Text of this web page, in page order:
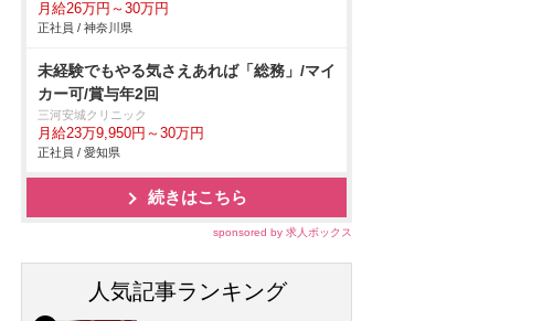
月給26万円～30万円
正社員 / 神奈川県
未経験でもやる気さえあれば「総務」/マイ
カー可/賞与年2回
三河安城クリニック
月給23万9,950円～30万円
正社員 / 愛知県
続きはこちら
sponsored by 求人ボックス
人気記事ランキング